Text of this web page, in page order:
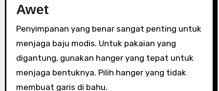
Awet
Penyimpanan yang benar sangat penting untuk
menjaga baju modis. Untuk pakaian yang
digantung, gunakan hanger yang tepat untuk
menjaga bentuknya. Pilih hanger yang tidak
membuat garis di bahu.